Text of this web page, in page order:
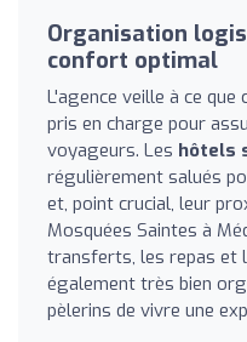
Organisation
confort optimal
L'agence veille à ce
pris en charge pour
voyageurs. Les hôtels
régulièrement salués
et, point crucial, leur
Mosquées Saintes à
transferts, les repas et
également très bien
pèlerins de vivre une